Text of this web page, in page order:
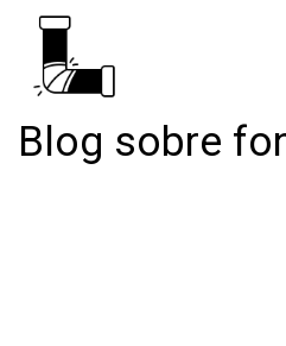
Blog sobre